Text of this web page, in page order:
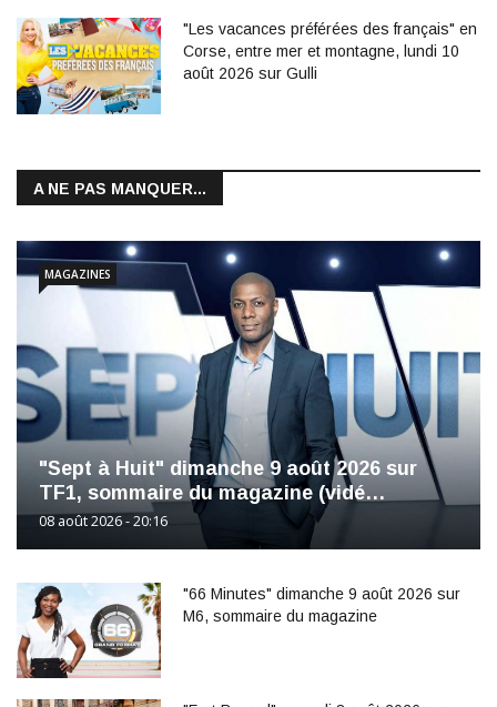
"Les vacances préférées des français" en
Corse, entre mer et montagne, lundi 10
août 2026 sur Gulli
A NE PAS MANQUER...
"Sept à Huit" dimanche 9 août 2026 sur
TF1, sommaire du magazine (vidé…
08 août 2026 - 20:16
MAGAZINES
"66 Minutes" dimanche 9 août 2026 sur
M6, sommaire du magazine